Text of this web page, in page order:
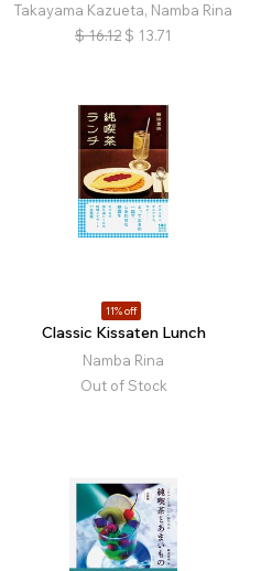
Takayama Kazueta, Namba Rina
$ 16.12 $ 13.71
11% off
Classic Kissaten Lunch
Namba Rina
Out of Stock